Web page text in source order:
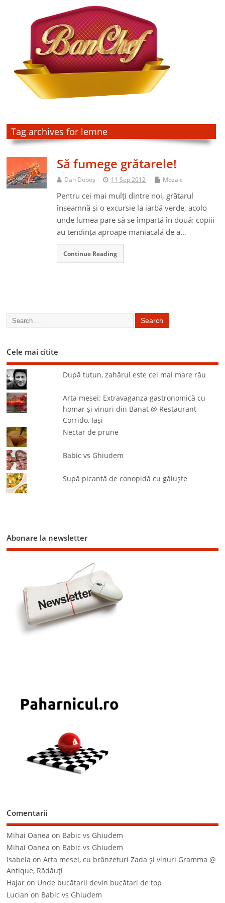
Tag archives for lemne
Să fumege grătarele!
Dan Doboş 11 Sep 2012 Mozaic
Pentru cei mai mulți dintre noi, grătarul
înseamnă și o excursie la iarbă verde, acolo
unde lumea pare să se împartă în două: copiii
au tendința aproape maniacală de a…
Continue Reading
Cele mai citite
După tutun, zahărul este cel mai mare rău
Arta mesei: Extravaganza gastronomică cu
homar şi vinuri din Banat @ Restaurant
Corrido, Iaşi
Nectar de prune
Babic vs Ghiudem
Supă picantă de conopidă cu găluşte
Abonare la newsletter
Comentarii
Mihai Oanea on Babic vs Ghiudem
Mihai Oanea on Babic vs Ghiudem
Isabela onArta mesei, cu brânzeturi Zada şi vinuri Gramma @
Antique, Rădăuţi
Hajar on Unde bucătarii devin bucătari de top
Lucian on Babic vs Ghiudem